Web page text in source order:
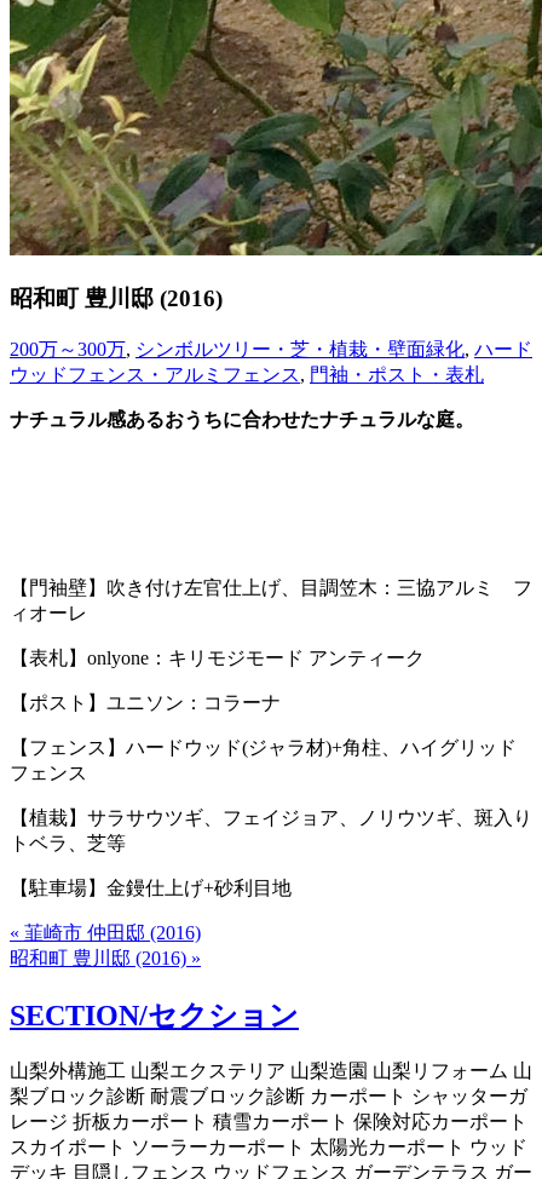
昭和町 豊川邸 (2016)
200万～300万, シンボルツリー・芝・植栽・壁面緑化, ハード
ウッドフェンス・アルミフェンス, 門袖・ポスト・表札
ナチュラル感あるおうちに合わせたナチュラルな庭。
【門袖壁】吹き付け左官仕上げ、目調笠木：三協アルミ フ
ィオーレ
【表札】onlyone：キリモジモード アンティーク
【ポスト】ユニソン：コラーナ
【フェンス】ハードウッド(ジャラ材)+角柱、ハイグリッド
フェンス
【植栽】サラサウツギ、フェイジョア、ノリウツギ、斑入り
トベラ、芝等
【駐車場】金鏝仕上げ+砂利目地
« 韮崎市 仲田邸 (2016)
昭和町 豊川邸 (2016) »
SECTION/セクション
山梨外構施工 山梨エクステリア 山梨造園 山梨リフォーム 山
梨ブロック診断 耐震ブロック診断 カーポート シャッターガ
レージ 折板カーポート 積雪カーポート 保険対応カーポート
スカイポート ソーラーカーポート 太陽光カーポート ウッド
デッキ 目隠しフェンス ウッドフェンス ガーデンテラス ガー